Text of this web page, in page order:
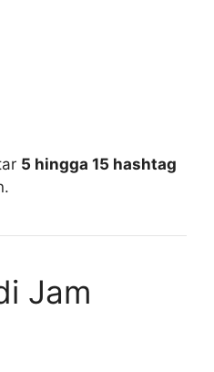
5 hingga 15 hashtag
Jam